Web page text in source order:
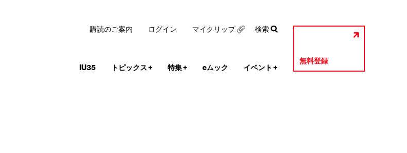
IU35 トピックス+ 特集+ eムック イベント +
無料登録
購読のご案内 ログイン マイクリップ 検索